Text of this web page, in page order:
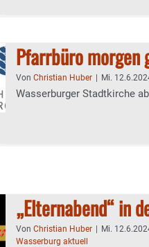
Pfarrbüro morgen
Von Christian Huber Mi.
Wasserburger Stadtkirche
„Elternabend“ in
Von Christian Huber Mi.
Wasserburg aktuell